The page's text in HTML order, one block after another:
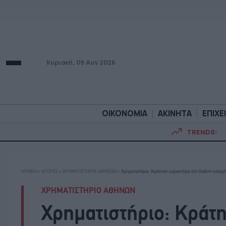
Κυριακή, 09 Αυγ 2026
ΟΙΚΟΝΟΜΙΑ ΑΚΙΝΗΤΑ
TRENDS:
ΟΙΚΟΝΟΜΙΑ
ΑΡΧΙΚΗ » ΑΓΟΡΕΣ » ΧΡΗΜΑΤΙΣΤΗΡΙΟ ΑΘΗΝΩΝ » Χρηματιστήριο: Κράτησε χαρακτήρα στη διεθνή
ΧΡΗΜΑΤΙΣΤΗΡΙΟ ΑΘΗΝΩΝ
Χρηματιστήριο: